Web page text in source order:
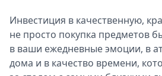
Инвестиция в качественную,
не просто покупка предметов
в ваши ежедневные эмоции, в
дома и в качество времени,